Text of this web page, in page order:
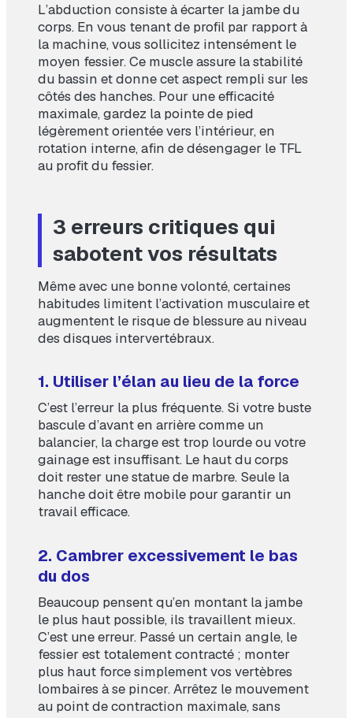
L’abduction consiste à écarter la jambe du
corps. En vous tenant de profil par rapport à
la machine, vous sollicitez intensément le
moyen fessier. Ce muscle assure la stabilité
du bassin et donne cet aspect rempli sur les
côtés des hanches. Pour une efficacité
maximale, gardez la pointe de pied
légèrement orientée vers l’intérieur, en
rotation interne, afin de désengager le TFL
au profit du fessier.
3 erreurs critiques qui
sabotent vos résultats
Même avec une bonne volonté, certaines
habitudes limitent l’activation musculaire et
augmentent le risque de blessure au niveau
des disques intervertébraux.
1. Utiliser l’élan au lieu de la force
C’est l’erreur la plus fréquente. Si votre buste
bascule d’avant en arrière comme un
balancier, la charge est trop lourde ou votre
gainage est insuffisant. Le haut du corps
doit rester une statue de marbre. Seule la
hanche doit être mobile pour garantir un
travail efficace.
2. Cambrer excessivement le bas
du dos
Beaucoup pensent qu’en montant la jambe
le plus haut possible, ils travaillent mieux.
C’est une erreur. Passé un certain angle, le
fessier est totalement contracté ; monter
plus haut force simplement vos vertèbres
lombaires à se pincer. Arrêtez le mouvement
au point de contraction maximale, sans